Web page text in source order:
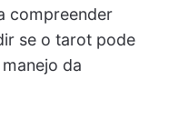
compreender
se o tarot pode
da